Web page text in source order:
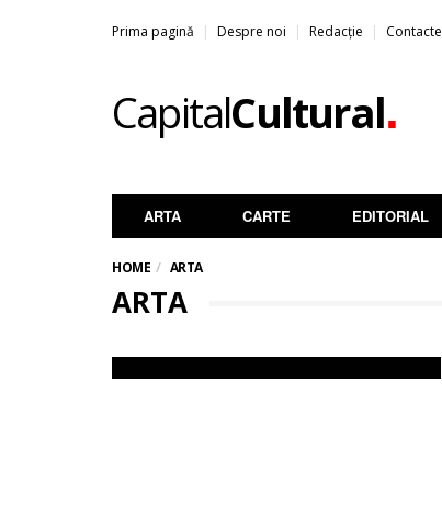
Prima pagină Despre noi Redacție
CapitalCultural.
ARTA CARTE EDITORIAL
HOME ARTA
ARTA